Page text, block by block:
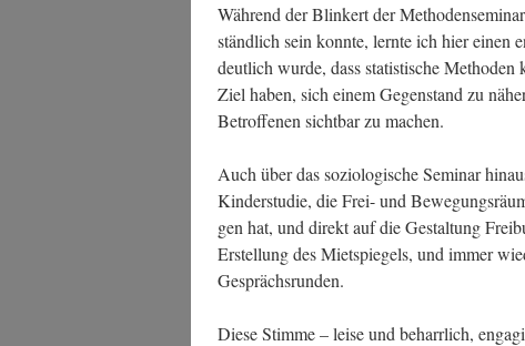
Wäh­rend der Blin­kert der
ständ­lich sein konn­te, lern­te ich hier einen
deut­lich wur­de, dass sta­tis­ti­sche
Ziel haben, sich einem Gegen­stand zu
Betrof­fe­nen sicht­bar zu machen.
Auch über das sozio­lo­gi­sche Semi­nar
Kin­der­stu­die, die Frei- und
gen hat, und direkt auf die Gestal­tung
Erstel­lung des Miet­spie­gels, und immer
Gesprächsrunden.
Die­se Stim­me – lei­se und beharr­lich,